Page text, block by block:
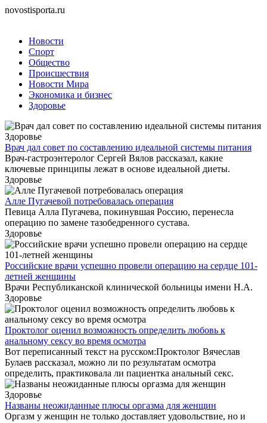
novostisporta.ru
Новости
Спорт
Общество
Происшествия
Новости Мира
Экономика и бизнес
Здоровье
Здоровье
Врач дал совет по составлению идеальной системы питания
Врач-гастроэнтеролог Сергей Вялов рассказал, какие
ключевые принципы лежат в основе идеальной диеты.
Здоровье
Алле Пугачевой потребовалась операция
Певица Алла Пугачева, покинувшая Россию, перенесла
операцию по замене тазобедренного сустава.
Здоровье
Российские врачи успешно провели операцию на сердце 101-
летней женщины
Врачи Республиканской клинической больницы имени Н.А.
Здоровье
Проктолог оценил возможность определить любовь к
анальному сексу во время осмотра
Вот переписанный текст на русском:Проктолог Вячеслав
Булаев рассказал, можно ли по результатам осмотра
определить, практиковала ли пациентка анальный секс.
Здоровье
Названы неожиданные плюсы оргазма для женщин
Оргазм у женщин не только доставляет удовольствие, но и